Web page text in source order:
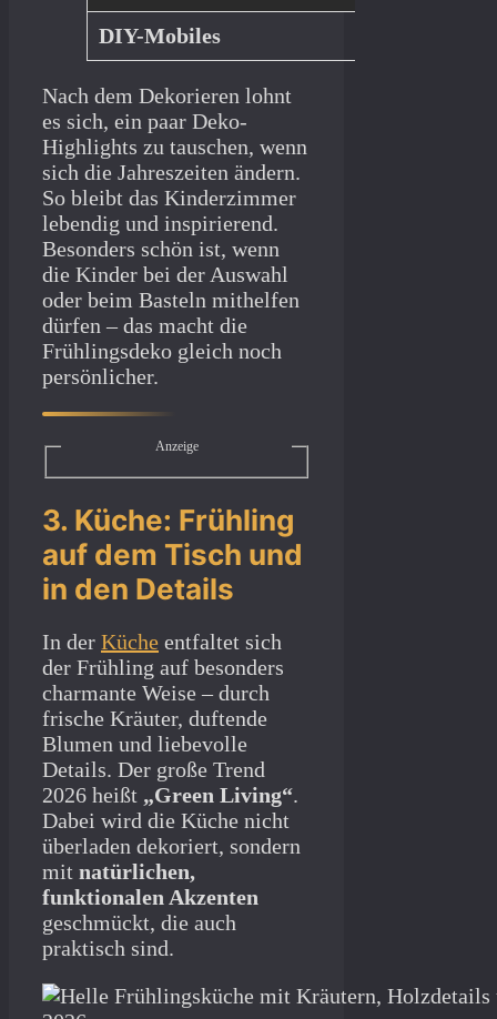
DIY-Mobiles
Nach dem Dekorieren lohnt
es sich, ein paar Deko-
Highlights zu tauschen, wenn
sich die Jahreszeiten ändern.
So bleibt das Kinderzimmer
lebendig und inspirierend.
Besonders schön ist, wenn
die Kinder bei der Auswahl
oder beim Basteln mithelfen
dürfen – das macht die
Frühlingsdeko gleich noch
persönlicher.
Anzeige
3. Küche: Frühling
auf dem Tisch und
in den Details
In der Küche entfaltet sich
der Frühling auf besonders
charmante Weise – durch
frische Kräuter, duftende
Blumen und liebevolle
Details. Der große Trend
2026 heißt „Green Living“.
Dabei wird die Küche nicht
überladen dekoriert, sondern
mit natürlichen,
funktionalen Akzenten
geschmückt, die auch
praktisch sind.